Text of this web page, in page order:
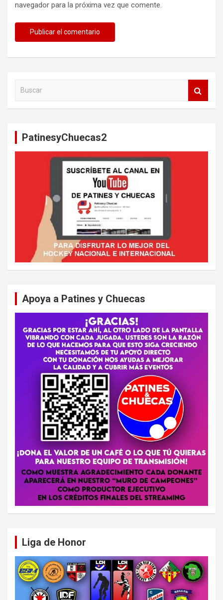
navegador para la próxima vez que comente.
PatinesyChuecas2
Apoya a Patines y Chuecas
Liga de Honor